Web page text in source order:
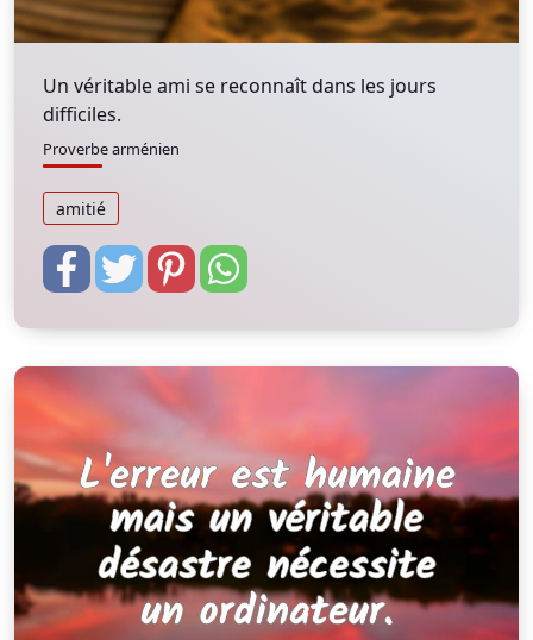
Un véritable ami se reconnaît dans les jours
difficiles.
Proverbe arménien
amitié